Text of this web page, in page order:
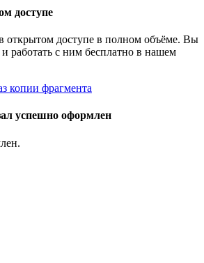
доступе
открытом доступе в полном объёме. Вы
работать с ним бесплатно в нашем
копии фрагмента
успешно оформлен